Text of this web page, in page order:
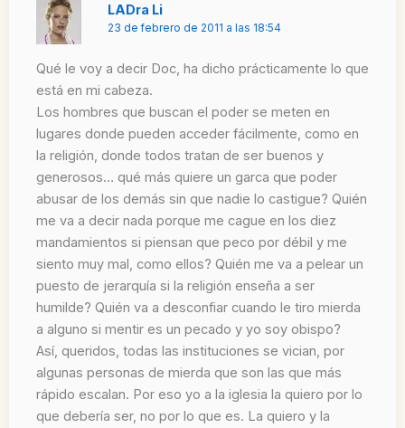
LADra Li
23 de febrero de 2011 a las 18:54
Qué le voy a decir Doc, ha dicho prácticamente lo que
está en mi cabeza.
Los hombres que buscan el poder se meten en
lugares donde pueden acceder fácilmente, como en
la religión, donde todos tratan de ser buenos y
generosos… qué más quiere un garca que poder
abusar de los demás sin que nadie lo castigue? Quién
me va a decir nada porque me cague en los diez
mandamientos si piensan que peco por débil y me
siento muy mal, como ellos? Quién me va a pelear un
puesto de jerarquía si la religión enseña a ser
humilde? Quién va a desconfiar cuando le tiro mierda
a alguno si mentir es un pecado y yo soy obispo?
Así, queridos, todas las instituciones se vician, por
algunas personas de mierda que son las que más
rápido escalan. Por eso yo a la iglesia la quiero por lo
que debería ser, no por lo que es. La quiero y la